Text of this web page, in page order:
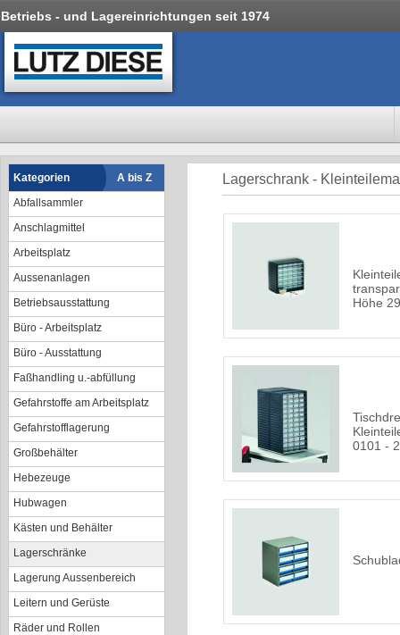
Betriebs - und Lagereinrichtungen seit 1974
Kategorien
A bis Z
Abfallsammler
Anschlagmittel
Arbeitsplatz
Aussenanlagen
Betriebsausstattung
Büro - Arbeitsplatz
Büro - Ausstattung
Faßhandling u.-abfüllung
Gefahrstoffe am Arbeitsplatz
Gefahrstofflagerung
Großbehälter
Hebezeuge
Hubwagen
Kästen und Behälter
Lagerschränke
Lagerung Aussenbereich
Leitern und Gerüste
Räder und Rollen
Lagerschrank -
Höhe
0101 -